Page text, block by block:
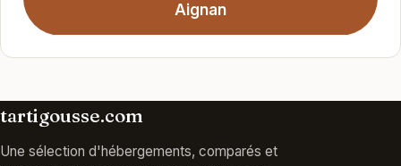
Aignan
tartigousse.com
Une sélection d'hébergements, comparés et